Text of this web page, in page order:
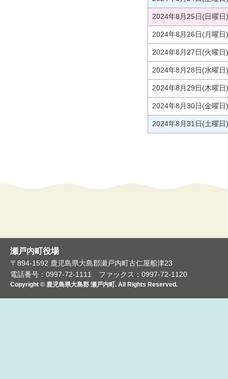
2024年8月25日(日曜日)
2024年8月26日(月曜日)
2024年8月27日(火曜日)
2024年8月28日(水曜日)
2024年8月29日(木曜日)
2024年8月30日(金曜日)
2024年8月31日(土曜日)
瀬戸内町役場
〒894-1592 鹿児島県大島郡瀬戸内町古仁屋船津23
電話番号：0997-72-1111 ファックス：0997-72-1120
Copyright © 鹿児島県大島郡 瀬戸内町. All Rights Reserved.